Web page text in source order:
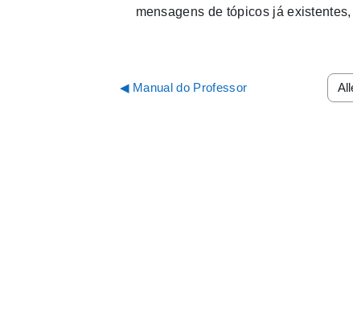
mensagens de tópicos já
◀︎ Manual do Professor